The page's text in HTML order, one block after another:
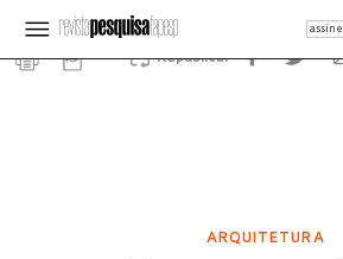
assine
Republicar
ARQUITETURA